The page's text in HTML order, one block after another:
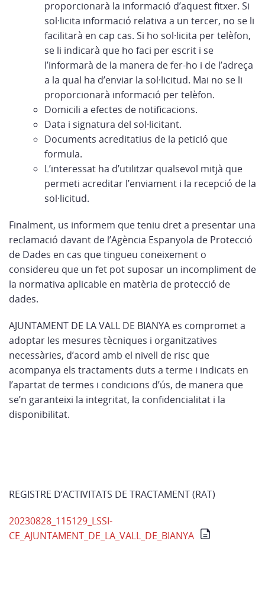
proporcionarà la informació d’aquest fitxer. Si
sol·licita informació relativa a un tercer, no se li
facilitarà en cap cas. Si ho sol·licita per telèfon,
se li indicarà que ho faci per escrit i se
l’informarà de la manera de fer-ho i de l’adreça
a la qual ha d’enviar la sol·licitud. Mai no se li
proporcionarà informació per telèfon.
Domicili a efectes de notificacions.
Data i signatura del sol·licitant.
Documents acreditatius de la petició que
formula.
L’interessat ha d’utilitzar qualsevol mitjà que
permeti acreditar l’enviament i la recepció de la
sol·licitud.
Finalment, us informem que teniu dret a presentar una
reclamació davant de l’Agència Espanyola de Protecció
de Dades en cas que tingueu coneixement o
considereu que un fet pot suposar un incompliment de
la normativa aplicable en matèria de protecció de
dades.
AJUNTAMENT DE LA VALL DE BIANYA es compromet a
adoptar les mesures tècniques i organitzatives
necessàries, d’acord amb el nivell de risc que
acompanya els tractaments duts a terme i indicats en
l’apartat de termes i condicions d’ús, de manera que
se’n garanteixi la integritat, la confidencialitat i la
disponibilitat.
REGISTRE D’ACTIVITATS DE TRACTAMENT (RAT)
20230828_115129_LSSI-
CE_AJUNTAMENT_DE_LA_VALL_DE_BIANYA